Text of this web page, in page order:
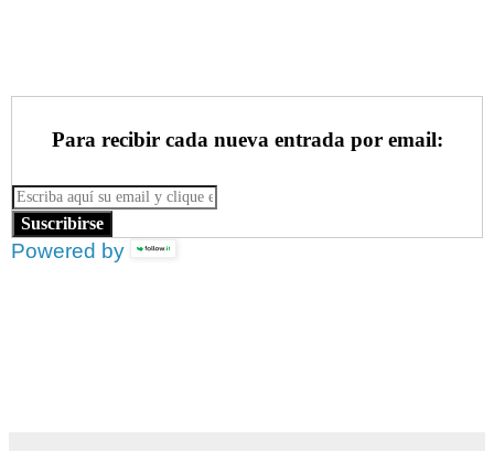
Para recibir cada nueva entrada por email:
Suscribirse
Powered by